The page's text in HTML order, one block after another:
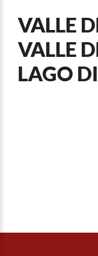
VALLE
VALLE
LAGO